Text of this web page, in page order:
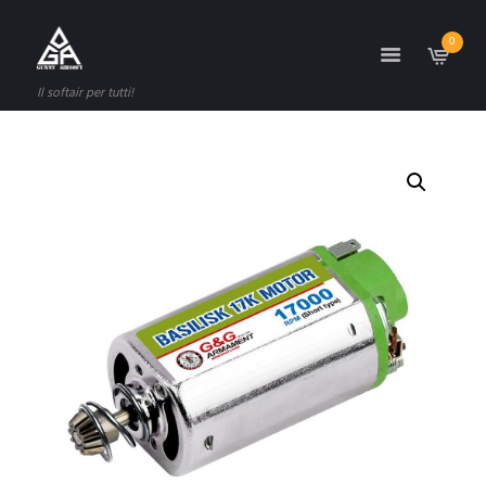
Il softair per tutti!
0